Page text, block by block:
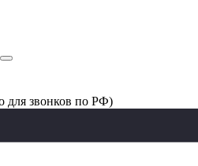
для звонков по РФ)